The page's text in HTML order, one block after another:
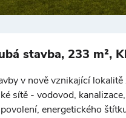
stavba, 233 m²,
v nově vznikající
sítě - vodovod,
energetického